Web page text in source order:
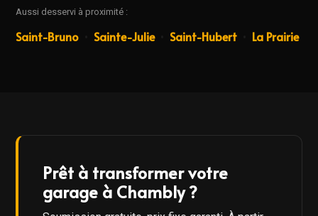
Aussi desservi à proximité :
Saint-Bruno Sainte-Julie• Saint-Hubert La Prairie
Prêt à transformer votre
garage à Chambly ?